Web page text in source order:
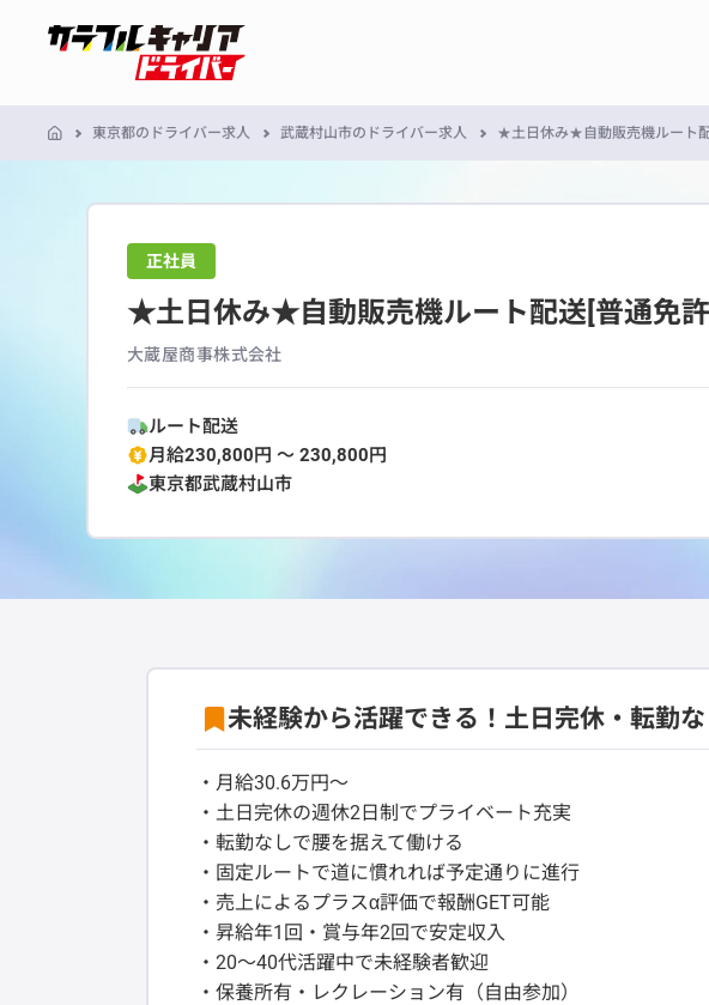
東京都のドライバー求人 武蔵村山市のドライバー求人 ★土日休み★自動販売機ルート
正社員
★土日休み★自動販売機ルート配送[普通免
大蔵屋商事株式会社
ルート配送
月給230,800円 〜 230,800円
東京都武蔵村山市
未経験から活躍できる！土日完休・転勤
・月給30.6万円～
・土日完休の週休2日制でプライベート充実
・転勤なしで腰を据えて働ける
・固定ルートで道に慣れれば予定通りに進行
・売上によるプラスα評価で報酬GET可能
・昇給年1回・賞与年2回で安定収入
・20～40代活躍中で未経験者歓迎
・保養所有・レクレーション有（自由参加）